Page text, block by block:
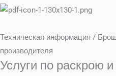
Техническая информация /
производителя
Услуги по раскрою